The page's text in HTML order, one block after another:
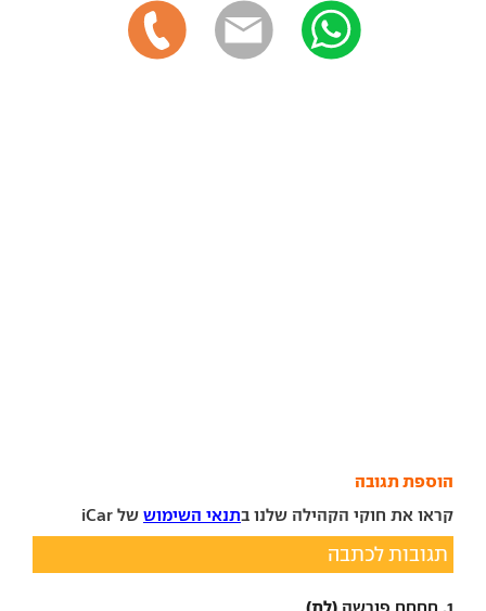
הוספת תגובה
קראו את חוקי הקהילה שלנו בתנאי השימוש של iCar
תגובות לכתבה